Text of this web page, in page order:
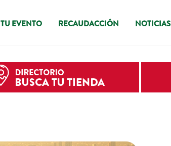
TU EVENTO RECAUDACCIÓN NOTICIAS